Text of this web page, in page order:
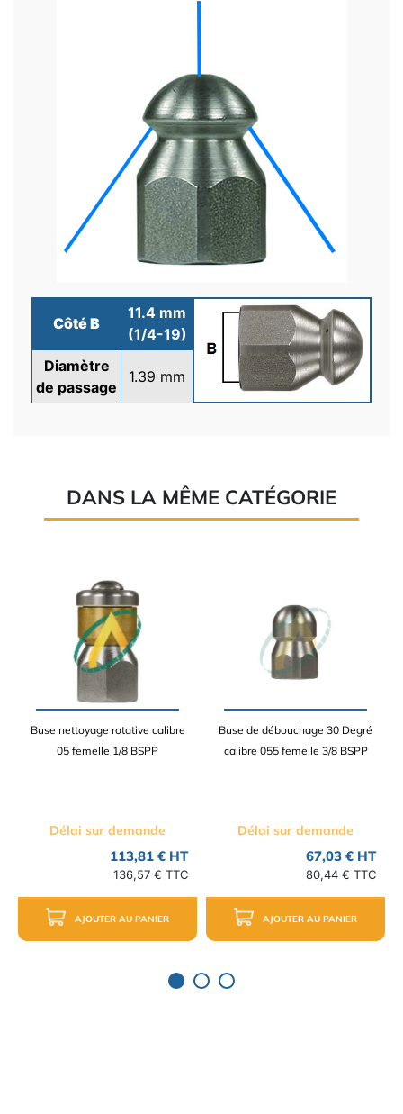
Côté B
11.4 mm
(1/4-19)
Diamètre
de passage
1.39 mm
DANS LA MÊME CATÉGORIE
Buse nettoyage rotative calibre
05 femelle 1/8 BSPP
Délai sur demande
113,81 € HT
136,57 € TTC
AJOUTER AU PANIER
Buse de débouchage 30 Degré
calibre 055 femelle 3/8 BSPP
Délai sur demande
67,03 € HT
80,44 € TTC
AJOUTER AU PANIER